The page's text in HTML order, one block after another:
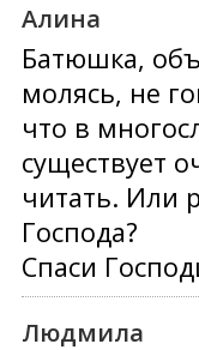
Алина
Батюшка,
молясь, не
что в
существует
читать. Или
Господа?
Спаси
Людмила